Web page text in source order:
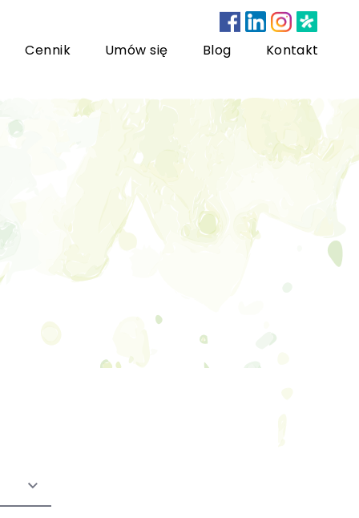
Cennik Umów się Blog Kontakt
bariatryczne
dzieci i młodzieży
rodzinna
Trening Umiejętności Społecznych dla dzieci i